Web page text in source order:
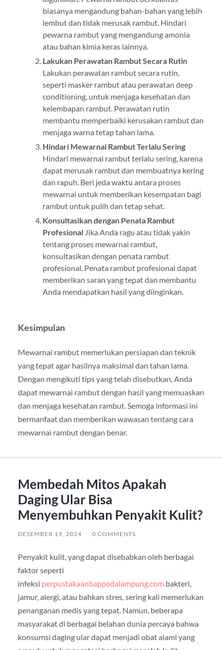
biasanya mengandung bahan-bahan yang lebih
lembut dan tidak merusak rambut. Hindari
pewarna rambut yang mengandung amonia
atau bahan kimia keras lainnya.
Lakukan Perawatan Rambut Secara Rutin
Lakukan perawatan rambut secara rutin,
seperti masker rambut atau perawatan deep
conditioning, untuk menjaga kesehatan dan
kelembapan rambut. Perawatan rutin
membantu memperbaiki kerusakan rambut dan
menjaga warna tetap tahan lama.
Hindari Mewarnai Rambut Terlalu Sering
Hindari mewarnai rambut terlalu sering, karena
dapat merusak rambut dan membuatnya kering
dan rapuh. Beri jeda waktu antara proses
mewarnai untuk memberikan kesempatan bagi
rambut untuk pulih dan tetap sehat.
Konsultasikan dengan Penata Rambut
ProfesionalJika Anda ragu atau tidak yakin
tentang proses mewarnai rambut,
konsultasikan dengan penata rambut
profesional. Penata rambut profesional dapat
memberikan saran yang tepat dan membantu
Anda mendapatkan hasil yang diinginkan.
Kesimpulan
Mewarnai rambut memerlukan persiapan dan teknik
yang tepat agar hasilnya maksimal dan tahan lama.
Dengan mengikuti tips yang telah disebutkan, Anda
dapat mewarnai rambut dengan hasil yang memuaskan
dan menjaga kesehatan rambut. Semoga informasi ini
bermanfaat dan memberikan wawasan tentang cara
mewarnai rambut dengan benar.
Membedah Mitos Apakah
Daging Ular Bisa
Menyembuhkan Penyakit Kulit?
DESEMBER 19, 2024 / 0 COMMENTS
Penyakit kulit, yang dapat disebabkan oleh berbagai
faktor seperti
infeksi perpustakaanbappedalampung.com bakteri,
jamur, alergi, atau bahkan stres, sering kali memerlukan
penanganan medis yang tepat. Namun, beberapa
masyarakat di berbagai belahan dunia percaya bahwa
konsumsi daging ular dapat menjadi obat alami yang